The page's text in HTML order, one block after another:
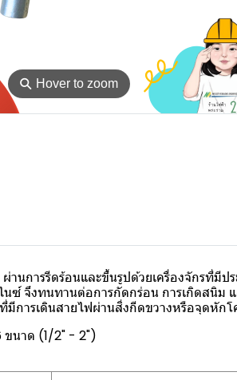
⚲ Hover to zoom
นการรีดร้อนและขึ้นรูปด้วยเครื่องจักรที่มีป
นซ์ จึงทนทานต่อการกัดกร่อน การเกิดสนิม
มีการเดินสายไฟผ่านสิ่งกีดขวางหรือจุดหัก
ขนาด (1/2" - 2")